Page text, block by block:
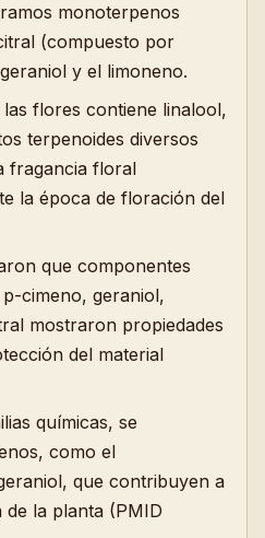
monoterpenos
(compuesto por
y el limoneno.
las flores contiene linalool,
terpenoides diversos
fragancia floral
la época de floración del
que componentes
cimeno, geraniol,
mostraron propiedades
del material
químicas, se
como el
que contribuyen a
de la planta (PMID